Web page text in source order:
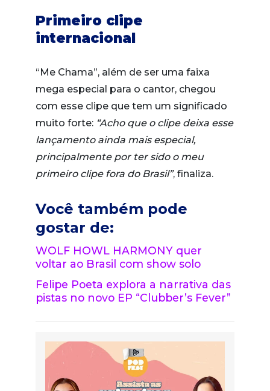
Primeiro clipe
internacional
“Me Chama”, além de ser uma faixa
mega especial para o cantor, chegou
com esse clipe que tem um significado
muito forte: “Acho que o clipe deixa esse
lançamento ainda mais especial,
principalmente por ter sido o meu
primeiro clipe fora do Brasil”, finaliza.
Você também pode
gostar de:
WOLF HOWL HARMONY quer
voltar ao Brasil com show solo
Felipe Poeta explora a narrativa das
pistas no novo EP “Clubber’s Fever”